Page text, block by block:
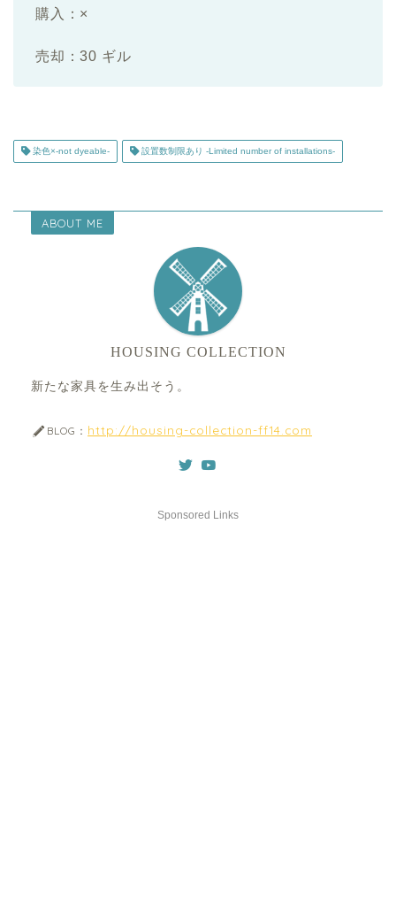
購入：×
売却：30 ギル
染色×-not dyeable- 設置数制限あり -Limited number of installations-
ABOUT ME
HOUSING COLLECTION
新たな家具を生み出そう。
BLOG： http://housing-collection-ff14.com
Sponsored Links